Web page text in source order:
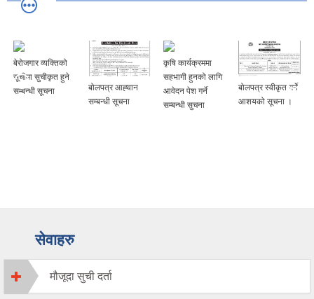
बेरोजगार व्यक्तिको
सूचीमा सुचीकृत हुने
सम्बन्धी सूचना
बोलपत्र आह्‍वान
सम्बन्धी सूचना
कृषि कार्यक्रममा
सहभागी हुनको लागि
आवेदन पेश गर्ने
सम्बन्धी सुचना
बोलपत्र स्वीकृत गर्ने
आशयको सूचना ।
सेवाहरु
मौजूदा सुची दर्ता